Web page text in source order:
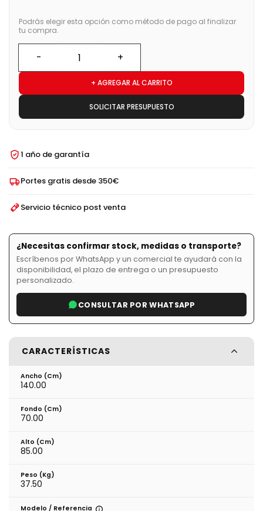
Podrás elegir esta opción como método de pago al finalizar
tu compra.
+ AGREGAR AL CARRITO
SOLICITAR PRESUPUESTO
1 año de garantía
Portes gratis desde 350€
Servicio técnico post venta
¿Necesitas confirmar stock, medidas o transporte?
Escríbenos por WhatsApp y un comercial te ayudará con la
disponibilidad, el plazo de entrega o un presupuesto
personalizado.
CONSULTAR POR WHATSAPP
CARACTERÍSTICAS
Ancho (cm)
140.00
Fondo (cm)
70.00
Alto (cm)
85.00
Peso (kg)
37.50
Modelo / Referencia